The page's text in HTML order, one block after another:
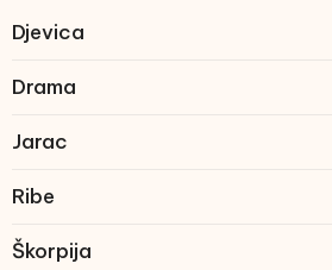
Djevica
Drama
Jarac
Ribe
Škorpija